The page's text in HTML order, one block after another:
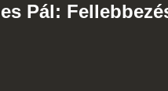
Pál: